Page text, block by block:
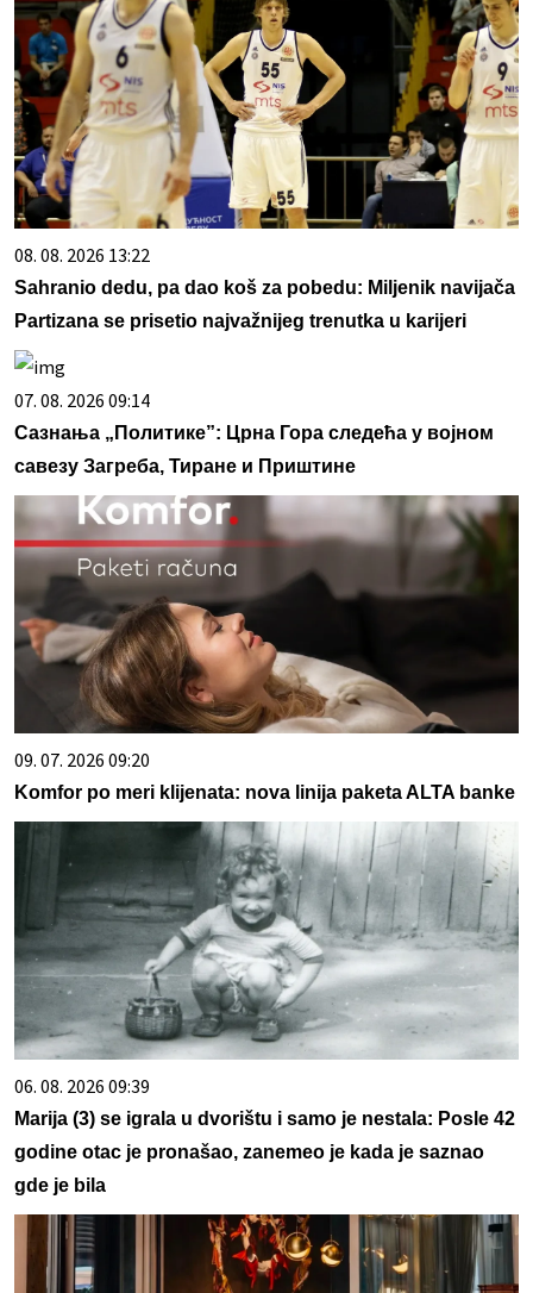
08. 08. 2026 13:22
Sahranio dedu, pa dao koš za pobedu: Miljenik navijača
Partizana se prisetio najvažnijeg trenutka u karijeri
07. 08. 2026 09:14
Сазнања „Политике”: Црна Гора следећа у војном
савезу Загреба, Тиране и Приштине
09. 07. 2026 09:20
Komfor po meri klijenata: nova linija paketa ALTA banke
06. 08. 2026 09:39
Marija (3) se igrala u dvorištu i samo je nestala: Posle 42
godine otac je pronašao, zanemeo je kada je saznao
gde je bila